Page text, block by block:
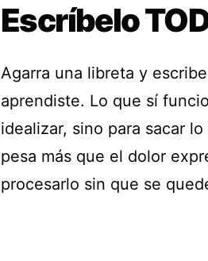
Escríbelo
Agarra una libreta y
aprendiste. Lo que sí
idealizar, sino para sacar
pesa más que el dolor
procesarlo sin que se